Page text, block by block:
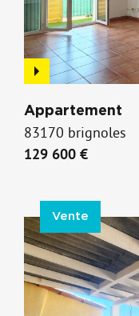
Appartement
83170 brignoles
129 600 €
Vente